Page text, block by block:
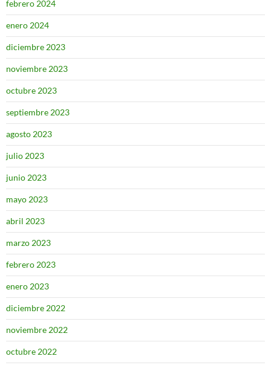
febrero 2024
enero 2024
diciembre 2023
noviembre 2023
octubre 2023
septiembre 2023
agosto 2023
julio 2023
junio 2023
mayo 2023
abril 2023
marzo 2023
febrero 2023
enero 2023
diciembre 2022
noviembre 2022
octubre 2022